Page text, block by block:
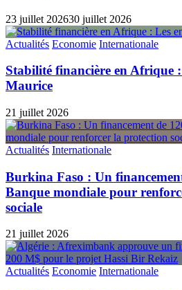
23 juillet 202630 juillet 2026
Actualités Economie Internationale
Stabilité financière en Afrique
Maurice
21 juillet 2026
Actualités Internationale
Burkina Faso : Un
Banque mondiale pour
sociale
21 juillet 2026
Actualités Economie Internationale